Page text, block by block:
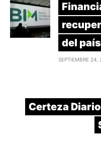
del país
SEPTIEMBRE 24,
Certeza